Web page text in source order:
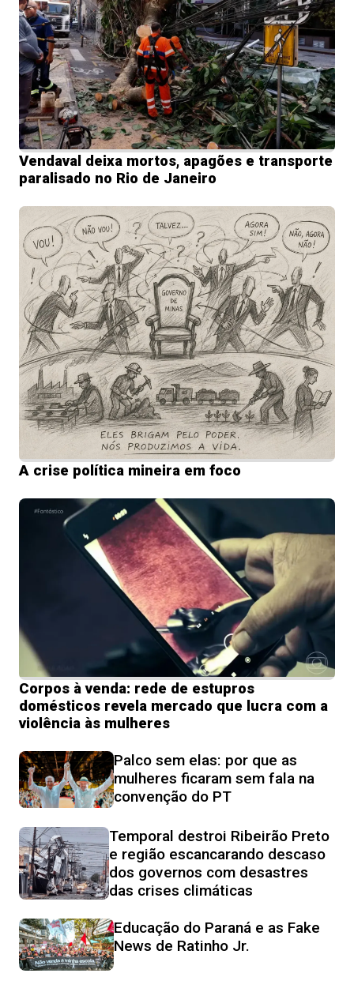
Vendaval deixa mortos, apagões e transporte
paralisado no Rio de Janeiro
A crise política mineira em foco
Corpos à venda: rede de estupros
domésticos revela mercado que lucra com a
violência às mulheres
Palco sem elas: por que as
mulheres ficaram sem fala na
convenção do PT
Temporal destroi Ribeirão Preto
e região escancarando descaso
dos governos com desastres
das crises climáticas
Educação do Paraná e as Fake
News de Ratinho Jr.